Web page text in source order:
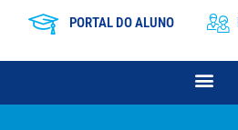
PORTAL DO ALUNO